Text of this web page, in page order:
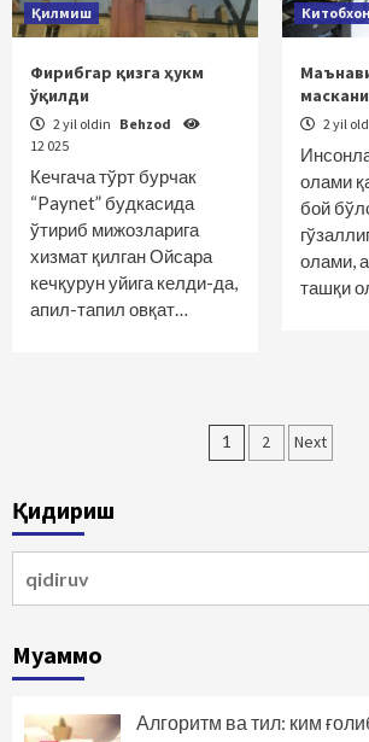
Қилмиш
Фирибгар қизга ҳукм
ўқилди
2 yil oldin Behzod
12 025
Кечгача тўрт бурчак
“Paynet” будкасида
ўтириб мижозларига
хизмат қилган Ойсара
кечқурун уйига келди-да,
апил-тапил овқат…
маскани
2 yil
олами
бой
олами,
ташқи
Maqolalar
1 2 Next
Қидириш
Муаммо
Алгоритм ва тил: ким